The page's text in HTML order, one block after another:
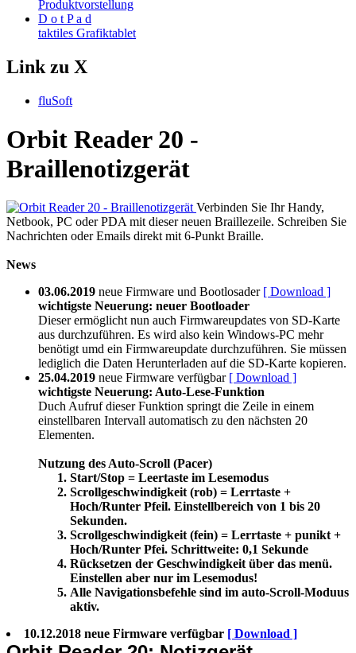
Produktvorstellung
D o t P a d
taktiles Grafiktablet
Link zu X
fluSoft
Orbit Reader 20 -
Braillenotizgerät
Verbinden Sie Ihr Handy,
Netbook, PC oder PDA mit dieser neuen Braillezeile. Schreiben Sie
Nachrichten oder Emails direkt mit 6-Punkt Braille.
News
03.06.2019 neue Firmware und Bootlosader [ Download ]
wichtigste Neuerung: neuer Bootloader
Dieser ermöglicht nun auch Firmwareupdates von SD-Karte
aus durchzuführen. Es wird also kein Windows-PC mehr
benötigt umd ein Firmwareupdate durchzuführen. Sie müssen
lediglich die Daten Herunterladen auf die SD-Karte kopieren.
25.04.2019 neue Firmware verfügbar [ Download ]
wichtigste Neuerung: Auto-Lese-Funktion
Duch Aufruf dieser Funktion springt die Zeile in einem
einstellbaren Intervall automatisch zu den nächsten 20
Elementen.
Nutzung des Auto-Scroll (Pacer)
Start/Stop = Leertaste im Lesemodus
Scrollgeschwindigkeit (rob) = Lerrtaste +
Hoch/Runter Pfeil. Einstellbereich von 1 bis 20
Sekunden.
Scrollgeschwindigkeit (fein) = Lerrtaste + punikt +
Hoch/Runter Pfei. Schrittweite: 0,1 Sekunde
Rücksetzen der Geschwindigkeit über das menü.
Einstellen aber nur im Lesemodus!
Alle Navigationsbefehle sind im auto-Scroll-Moduus
aktiv.
10.12.2018 neue Firmware verfügbar [ Download ]